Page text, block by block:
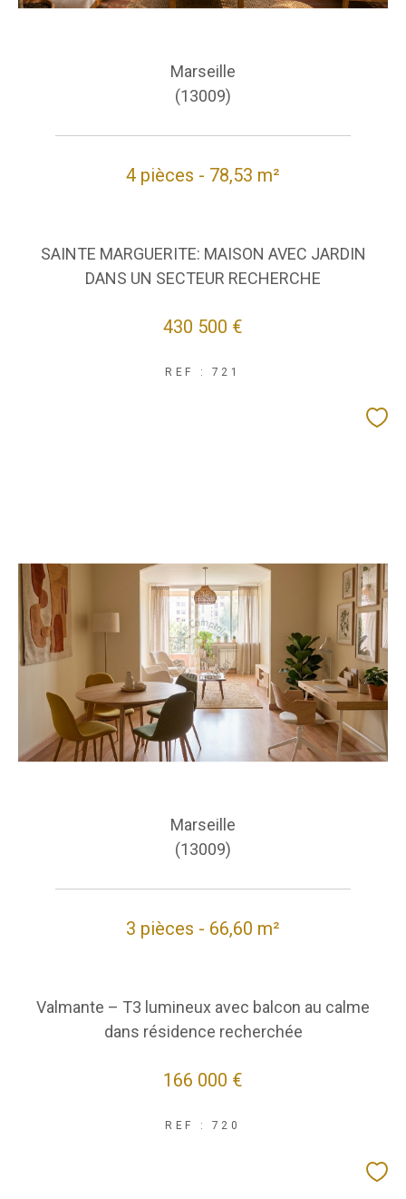
Marseille
(13009)
4 pièces - 78,53 m²
SAINTE MARGUERITE: MAISON AVEC JARDIN
DANS UN SECTEUR RECHERCHE
430 500 €
REF : 721
Marseille
(13009)
3 pièces - 66,60 m²
Valmante – T3 lumineux avec balcon au calme
dans résidence recherchée
166 000 €
REF : 720